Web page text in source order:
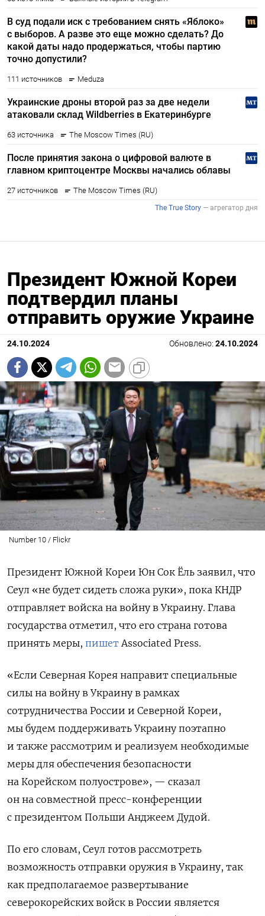
Президент Южной Кореи
подтвердил планы
отправить оружие Украине
24.10.2024 Обновлено: 24.10.2024
Number 10 / Flickr
Президент Южной Кореи Юн Сок Ёль заявил, что
Сеул «не будет сидеть сложа руки», пока КНДР
отправляет войска на войну в Украину. Глава
государства отметил, что его страна готова
принять меры, пишет Associated Press.
«Если Северная Корея направит специальные
силы на войну в Украину в рамках
сотрудничества России и Северной Кореи,
мы будем поддерживать Украину поэтапно
и также рассмотрим и реализуем необходимые
меры для обеспечения безопасности
на Корейском полуострове», — сказал
он на совместной пресс-конференции
с президентом Польши Анджеем Дудой.
По его словам, Сеул готов рассмотреть
возможность отправки оружия в Украину, так
как предполагаемое развертывание
северокорейских войск в России является